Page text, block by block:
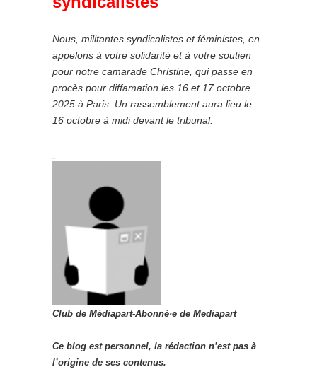
Nous, militantes syndicalistes et féministes, en
appelons à votre solidarité et à votre soutien
pour notre camarade Christine, qui passe en
procès pour diffamation les 16 et 17 octobre
2025 à Paris. Un rassemblement aura lieu le
16 octobre à midi devant le tribunal.
Club de Médiapart-Abonné·e de Mediapart
Ce blog est personnel, la rédaction n’est pas à
l’origine de ses contenus.